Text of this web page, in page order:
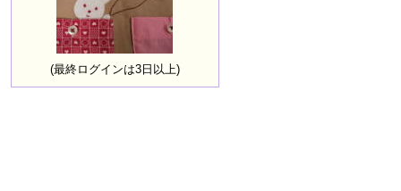
(最終ログインは3日以上)